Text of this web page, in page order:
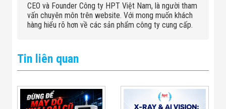
CEO và Founder Công ty HPT Việt Nam, là người tham
vấn chuyên môn trên website. Với mong muốn khách
hàng hiểu rõ hơn về các sản phẩm công ty cung cấp.
Tin liên quan